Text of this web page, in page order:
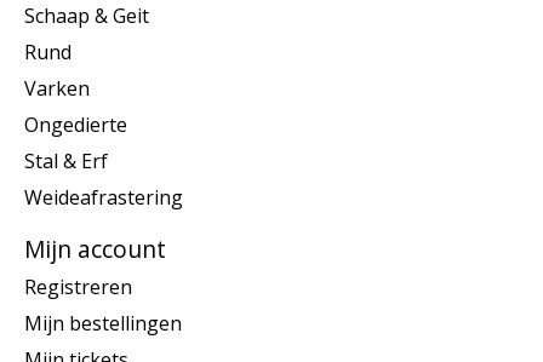
Schaap & Geit
Rund
Varken
Ongedierte
Stal & Erf
Weideafrastering
Mijn account
Registreren
Mijn bestellingen